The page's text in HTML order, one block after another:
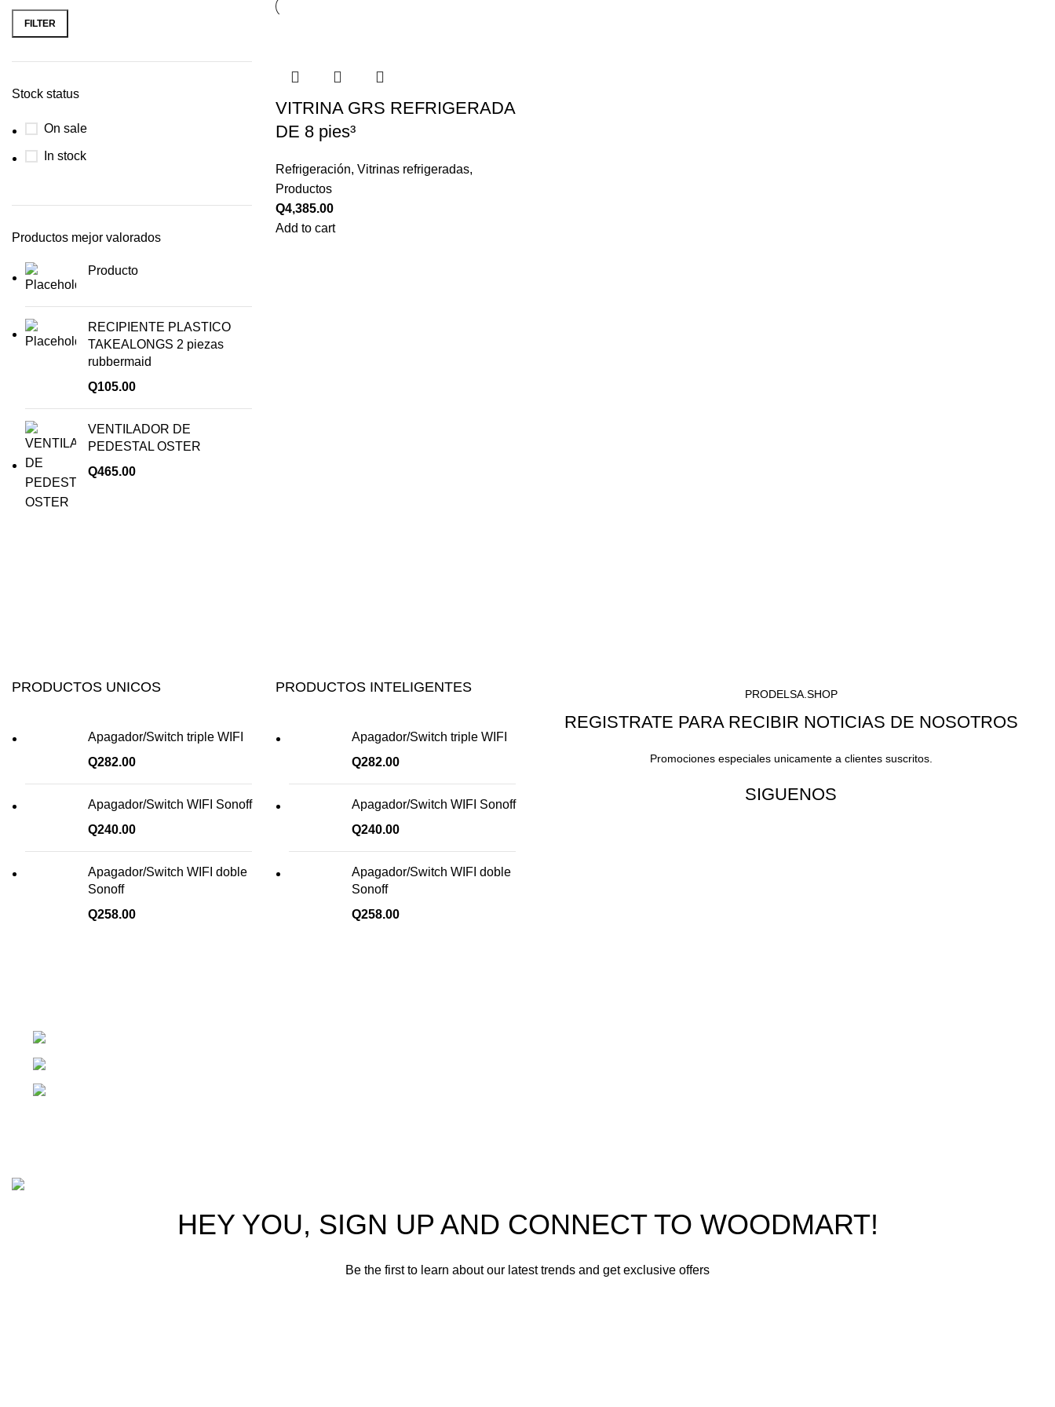
FILTER
Stock status
On sale
In stock
Productos mejor valorados
Producto
RECIPIENTE PLASTICO
TAKEALONGS 2 piezas
rubbermaid
Q105.00
VENTILADOR DE
PEDESTAL OSTER
Q465.00
VITRINA GRS REFRIGERADA
DE 8 pies³
Refrigeración, Vitrinas refrigeradas,
Productos
Q4,385.00
Add to cart
PRODUCTOS UNICOS
Apagador/Switch triple WIFI
Q282.00
Apagador/Switch WIFI Sonoff
Q240.00
Apagador/Switch WIFI doble
Sonoff
Q258.00
PRODUCTOS INTELIGENTES
Apagador/Switch triple WIFI
Q282.00
Apagador/Switch WIFI Sonoff
Q240.00
Apagador/Switch WIFI doble
Sonoff
Q258.00
PRODELSA.SHOP
REGISTRATE PARA RECIBIR NOTICIAS DE NOSOTROS
Promociones especiales unicamente a clientes suscritos.
SIGUENOS
HEY YOU, SIGN UP AND CONNECT TO WOODMART!
Be the first to learn about our latest trends and get exclusive offers